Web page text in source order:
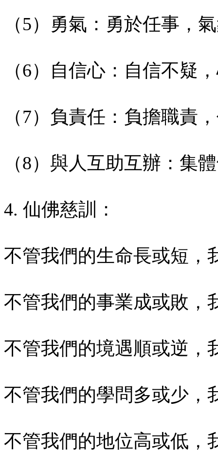
（5）勇氣：勇於任事，
（6）自信心：自信不疑
（7）負責任：負擔職責
（8）與人互助互辦：集
4. 仙佛慈訓：
不管我們的生命長或短，
不管我們的事業成或敗，
不管我們的境遇順或逆，
不管我們的學問多或少，
不管我們的地位高或低，